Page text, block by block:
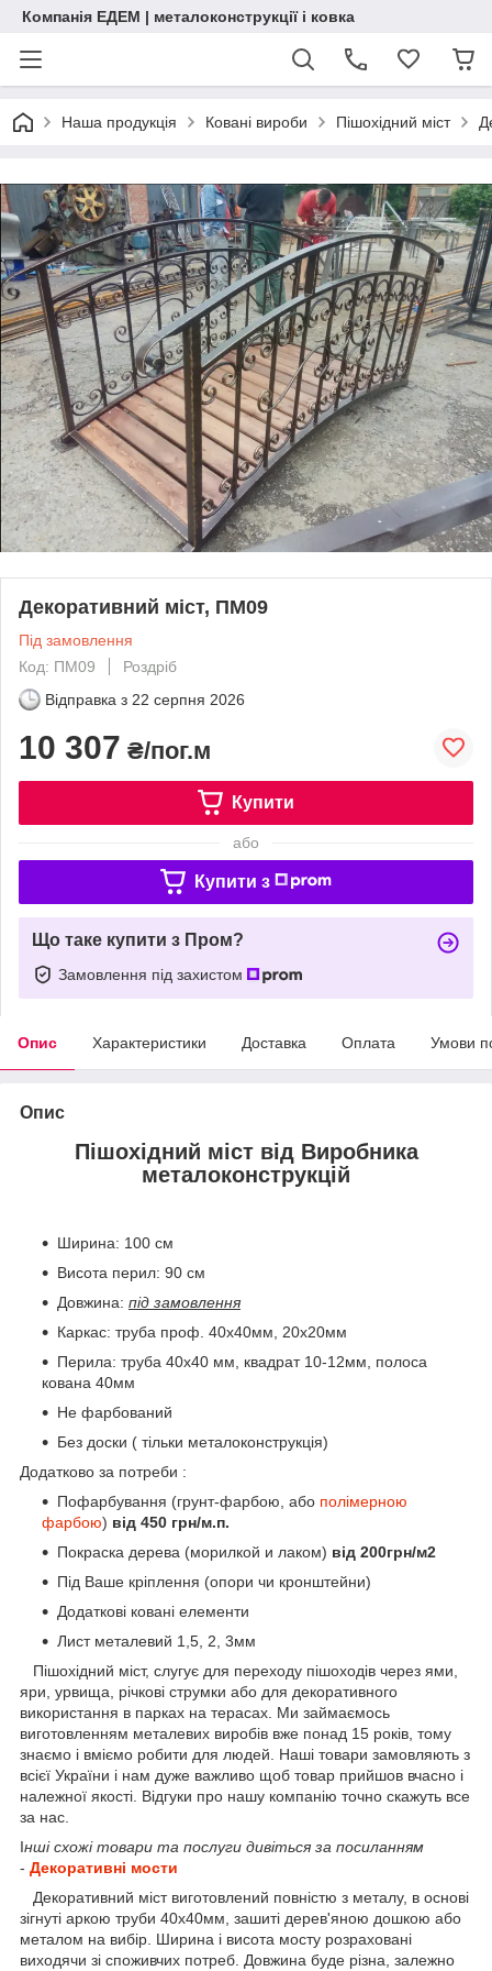
Компанія ЕДЕМ | металоконструкції і ковка
Наша продукція Ковані вироби Пішохідний міст
Декоративний міст, ПМ09
Під замовлення
Код: ПМ09
Роздріб
Відправка з 22 серпня 2026
10 307 ₴/пог.м
Купити
або
Купити з
Що таке купити з Пром?
Замовлення під захистом
Опис Характеристики Доставка Оплата Умови
Опис
Пішохідний міст від Виробника
металоконструкцій
Ширина: 100 см
Висота перил: 90 см
Довжина: під замовлення
Каркас: труба проф. 40х40мм, 20х20мм
Перила: труба 40х40 мм, квадрат 10-12мм, полоса
кована 40мм
Не фарбований
Без доски ( тільки металоконструкція)
Додатково за потреби :
Пофарбування (грунт-фарбою, або полімерною
фарбою) від 450 грн/м.п.
Покраска дерева (морилкой и лаком) від 200грн/м2
Під Ваше кріплення (опори чи кронштейни)
Додаткові ковані елементи
Лист металевий 1,5, 2, 3мм
Пішохідний міст, слугує для переходу пішоходів через ями,
яри, урвища, річкові струмки або для декоративного
використання в парках на терасах. Ми займаємось
виготовленням металевих виробів вже понад 15 років, тому
знаємо і вміємо робити для людей. Наші товари замовляють з
всієї України і нам дуже важливо щоб товар прийшов вчасно і
належної якості. Відгуки про нашу компанію точно скажуть все
за нас.
Інші схожі товари та послуги дивіться за посиланням
- Декоративні мости
Декоративний міст виготовлений повністю з металу, в основі
зігнуті аркою труби 40х40мм, зашиті дерев'яною дошкою або
металом на вибір. Ширина і висота мосту розраховані
виходячи зі споживчих потреб. Довжина буде різна, залежно